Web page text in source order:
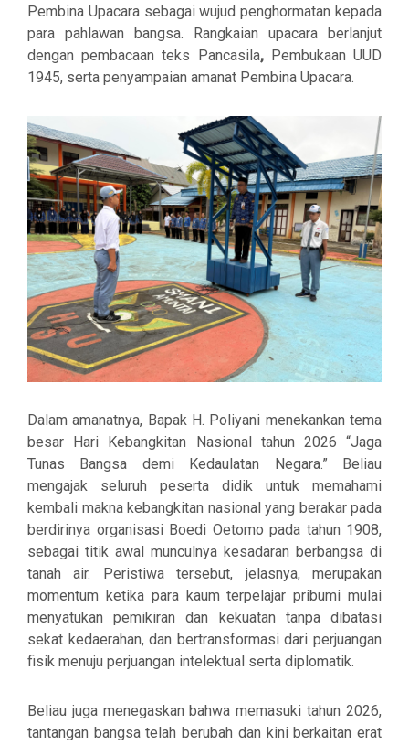
Pembina Upacara sebagai wujud penghormatan kepada
para pahlawan bangsa. Rangkaian upacara berlanjut
dengan pembacaan teks Pancasila, Pembukaan UUD
1945, serta penyampaian amanat Pembina Upacara.
Dalam amanatnya, Bapak H. Poliyani menekankan tema
besar Hari Kebangkitan Nasional tahun 2026 “Jaga
Tunas Bangsa demi Kedaulatan Negara.” Beliau
mengajak seluruh peserta didik untuk memahami
kembali makna kebangkitan nasional yang berakar pada
berdirinya organisasi Boedi Oetomo pada tahun 1908,
sebagai titik awal munculnya kesadaran berbangsa di
tanah air. Peristiwa tersebut, jelasnya, merupakan
momentum ketika para kaum terpelajar pribumi mulai
menyatukan pemikiran dan kekuatan tanpa dibatasi
sekat kedaerahan, dan bertransformasi dari perjuangan
fisik menuju perjuangan intelektual serta diplomatik.
Beliau juga menegaskan bahwa memasuki tahun 2026,
tantangan bangsa telah berubah dan kini berkaitan erat